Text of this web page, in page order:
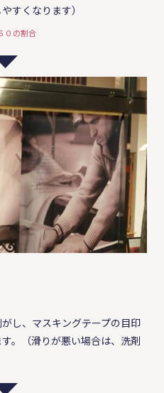
すくなります）
０の割合
し、マスキングテープの目印
。（滑りが悪い場合は、洗剤